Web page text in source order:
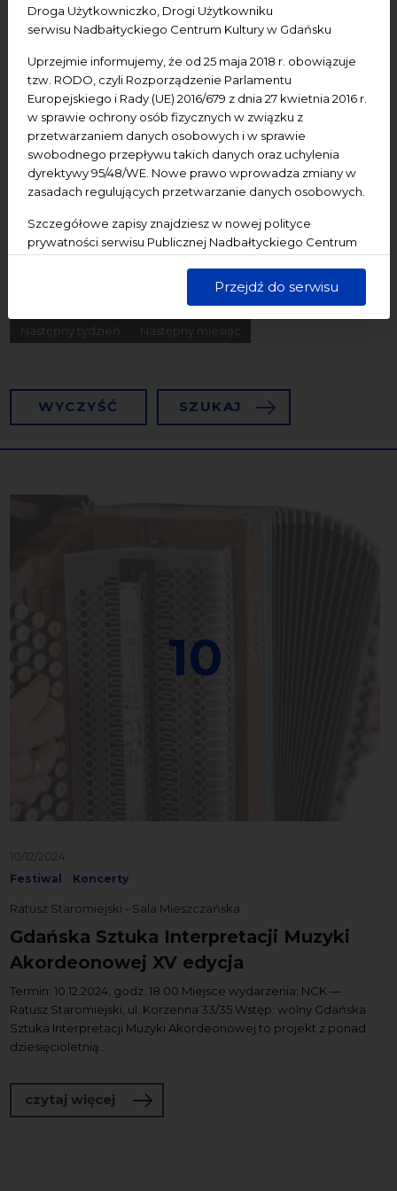
Droga Użytkowniczko, Drogi Użytkowniku
serwisu Nadbałtyckiego Centrum Kultury w Gdańsku
Uprzejmie informujemy, że od 25 maja 2018 r. obowiązuje
tzw. RODO, czyli Rozporządzenie Parlamentu
Europejskiego i Rady (UE) 2016/679 z dnia 27 kwietnia 2016 r.
w sprawie ochrony osób fizycznych w związku z
przetwarzaniem danych osobowych i w sprawie
swobodnego przepływu takich danych oraz uchylenia
dyrektywy 95/48/WE. Nowe prawo wprowadza zmiany w
zasadach regulujących przetwarzanie danych osobowych.
Szczegółowe zapisy znajdziesz w nowej polityce
prywatności serwisu Publicznej Nadbałtyckiego Centrum
dane są przetwarzane w sposób bezpieczny, z należytą
starannością i zgodnie z obowiązującymi przepisami.
Przejdź do serwisu
Konferencje
Literatura Online
oprowadzanie
Warsztaty
wydarzenia bezpłatne
wydarzenia płatne
wydarzenie dostępne
Wydarzenie zewnętrzne
Wykład
Spotkania
Koncerty Wystawy Edukacja
Data początkowa
Data końcowa
Jutro
Następny tydzień Następny miesiąc
WYCZYŚĆ SZUKAJ
10
10/12/2024
Festiwal Koncerty
Ratusz Staromiejski - Sala Mieszczańska
Gdańska Sztuka Interpretacji Muzyki
Akordeonowej XV edycja
Termin: 10.12.2024, godz. 18.00 Miejsce wydarzenia: NCK —
Ratusz Staromiejski, ul. Korzenna 33/35 Wstęp: wolny Gdańska
Sztuka Interpretacji Muzyki Akordeonowej to projekt z ponad
dziesięcioletnią...
czytaj więcej o Gdańska Sztuka Interpretacji